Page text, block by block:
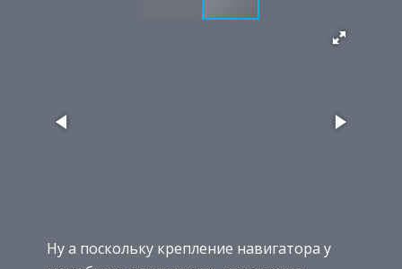
Ну а поскольку крепление навигатора у